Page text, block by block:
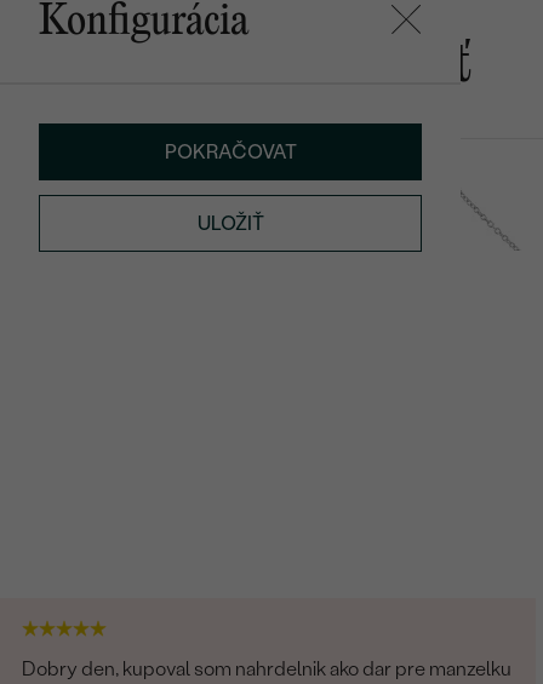
Konfigurácia
POKRAČOVAT
ULOŽIŤ
Mohlo by sa vám páčiť
Roche Millie
€ 229
Dobry den, kupoval som nahrdelnik ako dar pre manzelku